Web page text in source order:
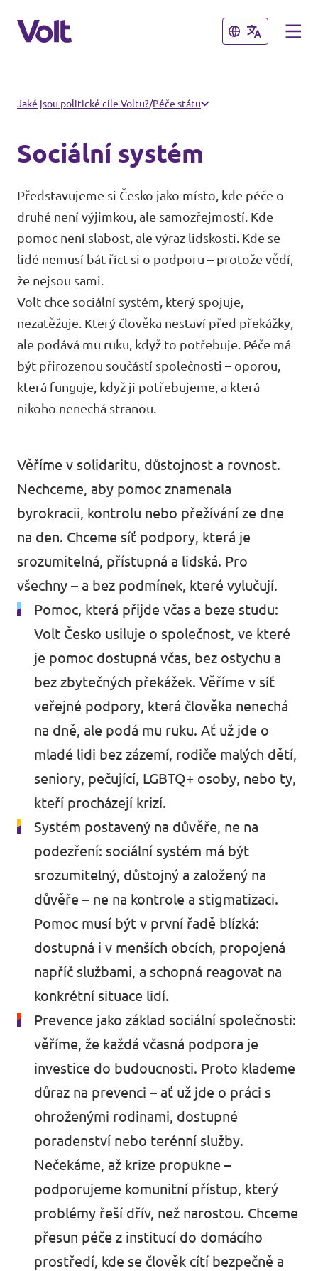
Zavřít
Naši sousedé
Volt Slovensko
Volt Německo
Volt Rakousko
Zavřít
O Voltu
Lidé
Novinky
Události
Podpoř Volt
Jaké jsou politické cíle Voltu?/Péče státu
Sociální systém
Představujeme si Česko jako místo, kde péče o
druhé není výjimkou, ale samozřejmostí. Kde
pomoc není slabost, ale výraz lidskosti. Kde se
lidé nemusí bát říct si o podporu – protože vědí,
že nejsou sami.
Volt chce sociální systém, který spojuje,
nezatěžuje. Který člověka nestaví před překážky,
ale podává mu ruku, když to potřebuje. Péče má
být přirozenou součástí společnosti – oporou,
která funguje, když ji potřebujeme, a která
nikoho nenechá stranou.
Věříme v solidaritu, důstojnost a rovnost.
Nechceme, aby pomoc znamenala
byrokracii, kontrolu nebo přežívání ze dne
na den. Chceme síť podpory, která je
srozumitelná, přístupná a lidská. Pro
všechny – a bez podmínek, které vylučují.
Pomoc, která přijde včas a beze studu:
Volt Česko usiluje o společnost, ve které
je pomoc dostupná včas, bez ostychu a
bez zbytečných překážek. Věříme v síť
veřejné podpory, která člověka nenechá
na dně, ale podá mu ruku. Ať už jde o
mladé lidi bez zázemí, rodiče malých dětí,
seniory, pečující, LGBTQ+ osoby, nebo ty,
kteří procházejí krizí.
Systém postavený na důvěře, ne na
podezření: sociální systém má být
srozumitelný, důstojný a založený na
důvěře – ne na kontrole a stigmatizaci.
Pomoc musí být v první řadě blízká:
dostupná i v menších obcích, propojená
napříč službami, a schopná reagovat na
konkrétní situace lidí.
Prevence jako základ sociální společnosti:
věříme, že každá včasná podpora je
investice do budoucnosti. Proto klademe
důraz na prevenci – ať už jde o práci s
ohroženými rodinami, dostupné
poradenství nebo terénní služby.
Nečekáme, až krize propukne –
podporujeme komunitní přístup, který
problémy řeší dřív, než narostou. Chceme
přesun péče z institucí do domácího
prostředí, kde se člověk cítí bezpečně a